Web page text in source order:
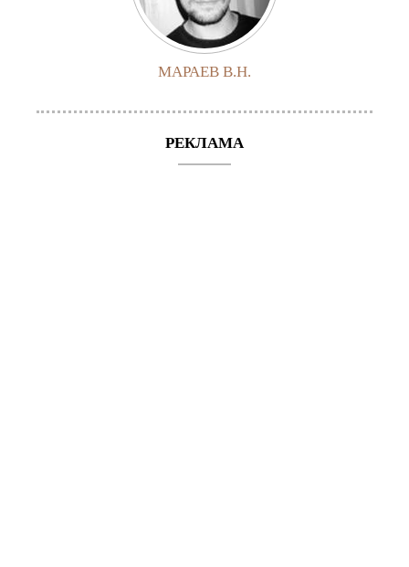
МАРАЕВ В.Н.
РЕКЛАМА